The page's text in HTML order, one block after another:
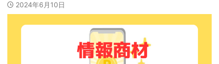
2024年6月10日